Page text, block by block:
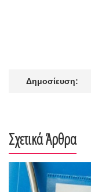
Δημοσίευση:
Σχετικά Άρθρα